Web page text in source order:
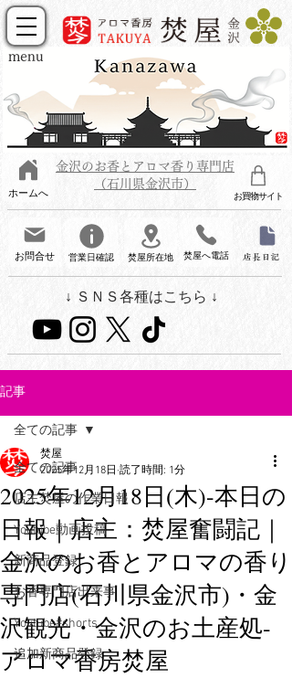
menu
ホームへ
焚屋所在地
営業日確認
お問合せ 焚屋へ電話
お買物サイト
↓ ＳＮＳ各種はこちら ↓
金沢のお香とアロマ香り専門店
（石川県金沢市）
店長日記
記事
全ての記事
店主焚屋の作業日報
Youtube動画投稿
新商品登録
お香専門店出来事
Youtube#shorts
追加新商品登録
全ての記事
2025年12月18日(木)-本日の
日報｜店主：焚屋奮闘記｜
金沢のお香とアロマの香り
専門店(石川県金沢市)・金
沢観光・金沢のお土産処-
アロマ香房焚屋
焚屋
2025年12月18日 読了時間: 1分